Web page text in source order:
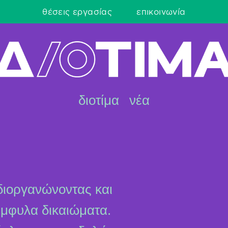
θέσεις εργασίας επικοινωνία
διοτίμα νέα
και
δικαιώματα.